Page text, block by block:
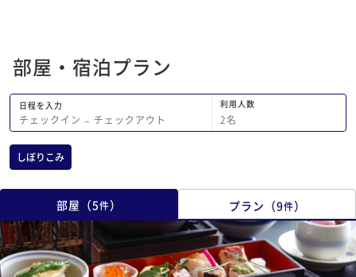
と赤出汁は合わないと思う。 この値段
でこのサービスは正直不満。
部屋・宿泊プラン
日程を入力
チェックイン − チェックアウト
利用人数
2名
しぼりこみ
部屋 （5件） プラン （9件）